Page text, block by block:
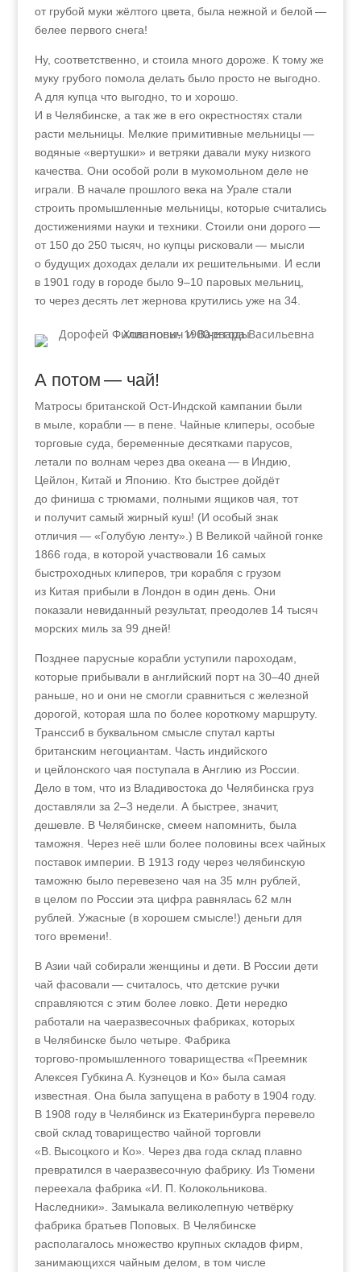
от грубой муки жёлтого цвета, была нежной и белой —
белее первого снега!
Ну, соответственно, и стоила много дороже. К тому же
муку грубого помола делать было просто не выгодно.
А для купца что выгодно, то и хорошо.
И в Челябинске, а так же в его окрестностях стали
расти мельницы. Мелкие примитивные мельницы —
водяные «вертушки» и ветряки давали муку низкого
качества. Они особой роли в мукомольном деле не
играли. В начале прошлого века на Урале стали
строить промышленные мельницы, которые считались
достижениями науки и техники. Стоили они дорого —
от 150 до 250 тысяч, но купцы рисковали — мысли
о будущих доходах делали их решительными. И если
в 1901 году в городе было 9–10 паровых мельниц,
то через десять лет жернова крутились уже на 34.
А потом — чай!
Матросы британской Ост-Индской кампании были
в мыле, корабли — в пене. Чайные клиперы, особые
торговые суда, беременные десятками парусов,
летали по волнам через два океана — в Индию,
Цейлон, Китай и Японию. Кто быстрее дойдёт
до финиша с трюмами, полными ящиков чая, тот
и получит самый жирный куш! (И особый знак
отличия — «Голубую ленту».) В Великой чайной гонке
1866 года, в которой участвовали 16 самых
быстроходных клиперов, три корабля с грузом
из Китая прибыли в Лондон в один день. Они
показали невиданный результат, преодолев 14 тысяч
морских миль за 99 дней!
Позднее парусные корабли уступили пароходам,
которые прибывали в английский порт на 30–40 дней
раньше, но и они не смогли сравниться с железной
дорогой, которая шла по более короткому маршруту.
Транссиб в буквальном смысле спутал карты
британским негоциантам. Часть индийского
и цейлонского чая поступала в Англию из России.
Дело в том, что из Владивостока до Челябинска груз
доставляли за 2–3 недели. А быстрее, значит,
дешевле. В Челябинске, смеем напомнить, была
таможня. Через неё шли более половины всех чайных
поставок империи. В 1913 году через челябинскую
таможню было перевезено чая на 35 млн рублей,
в целом по России эта цифра равнялась 62 млн
рублей. Ужасные (в хорошем смысле!) деньги для
того времени!.
В Азии чай собирали женщины и дети. В России дети
чай фасовали —считалось, что детские ручки
справляются с этим более ловко. Дети нередко
работали на чаеразвесочных фабриках, которых
в Челябинске было четыре. Фабрика
торгово‑промышленного товарищества «Преемник
Алексея Губкина А. Кузнецов и Ко» была самая
известная. Она была запущена в работу в 1904 году.
В 1908 году в Челябинск из Екатеринбурга перевело
свой склад товарищество чайной торговли
«В. Высоцкого и Ко». Через два года склад плавно
превратился в чаеразвесочную фабрику. Из Тюмени
переехала фабрика «И. П. Колокольникова.
Наследники». Замыкала великолепную четвёрку
фабрика братьев Поповых. В Челябинске
располагалось множество крупных складов фирм,
занимающихся чайным делом, в том числе